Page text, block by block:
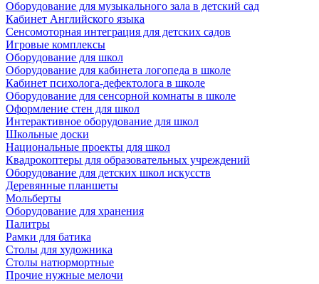
Оборудование для музыкального зала в детский сад
Кабинет Английского языка
Сенсомоторная интеграция для детских садов
Игровые комплексы
Оборудование для школ
Оборудование для кабинета логопеда в школе
Кабинет психолога-дефектолога в школе
Оборудование для сенсорной комнаты в школе
Оформление стен для школ
Интерактивное оборудование для школ
Школьные доски
Национальные проекты для школ
Квадрокоптеры для образовательных учреждений
Оборудование для детских школ искусств
Деревянные планшеты
Мольберты
Оборудование для хранения
Палитры
Рамки для батика
Столы для художника
Столы натюрмортные
Прочие нужные мелочи